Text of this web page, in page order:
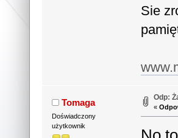
Sie
Tomaga
Doświadczony
użytkownik
Odp:
«